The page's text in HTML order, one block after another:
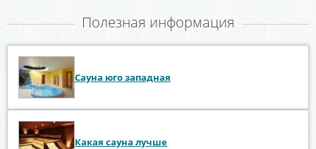
Полезная информация
Сауна юго западная
Какая сауна лучше